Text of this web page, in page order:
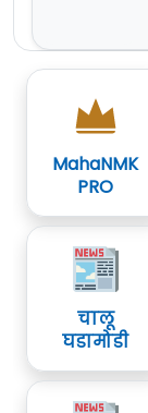
MahaNMK
PRO
चालू
घडामोडी